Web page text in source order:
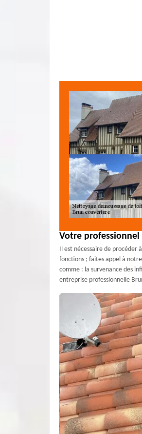
Votre
Il est nécessaire de
fonctions ; faites appel à
comme : la survenance des
entreprise professionnelle